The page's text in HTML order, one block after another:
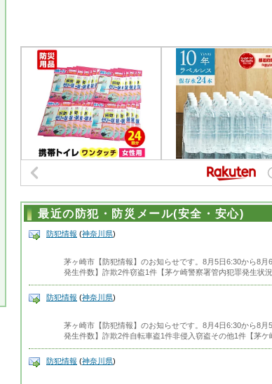
最近の防犯・防災メール(安全・安心)
防犯情報 (神奈川県)
茅ヶ崎市【防犯情報】のお知らせです。8月5日6:30から8
発生件数】詐欺2件窃盗1件【茅ケ崎警察署管内犯罪発生状
防犯情報 (神奈川県)
茅ヶ崎市【防犯情報】のお知らせです。8月4日6:30から8
発生件数】詐欺2件自転車盗1件非侵入窃盗その他1件【茅ケ
防犯情報 (神奈川県)